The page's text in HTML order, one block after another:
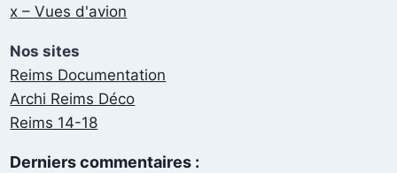
x – Vues d'avion
Nos sites
Reims Documentation
Archi Reims Déco
Reims 14-18
Derniers commentaires :